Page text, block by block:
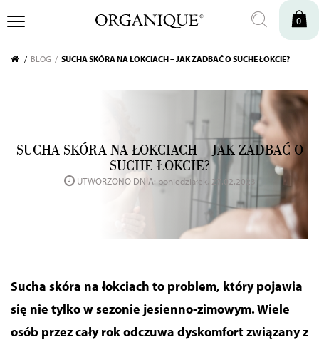
0
BLOG SUCHA SKÓRA NA ŁOKCIACH – JAK ZADBAĆ O SUCHE ŁOKCIE?
SUCHA SKÓRA NA ŁOKCIACH – JAK ZADBAĆ O
SUCHE ŁOKCIE?
UTWORZONO DNIA: poniedziałek, 27.02.2023
Sucha skóra na łokciach to problem, który pojawia
się nie tylko w sezonie jesienno-zimowym. Wiele
osób przez cały rok odczuwa dyskomfort związany z